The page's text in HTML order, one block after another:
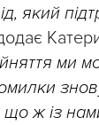
який
ми
ж із